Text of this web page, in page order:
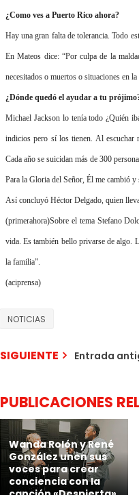
¿Como ves a Puerto Rico ahora?
Hay una gran falta de tolerancia. Todo
En Mateos dice: “Por culpa de la
necesitados o muertos o situaciones en
¿Dónde quedó el ayudar a tu
Michael Jackson lo tenía todo ¿Quién
indicios pero sí los tienen. Al escuchar
Cada año se suicidan más de 300
Para la Gloria del Señor, Él me cambió
Así concluyó Héctor Delgado, quien
(primerahora)Sobre el tema Stefano
vida. Es también bello privarse de algo.
la familia”.
(aciprensa)
NOTICIAS
SIGUIENTE Entrada
PUBLICACIONES
Wanda Rolón y René
González unen sus
voces para crear
conciencia con la